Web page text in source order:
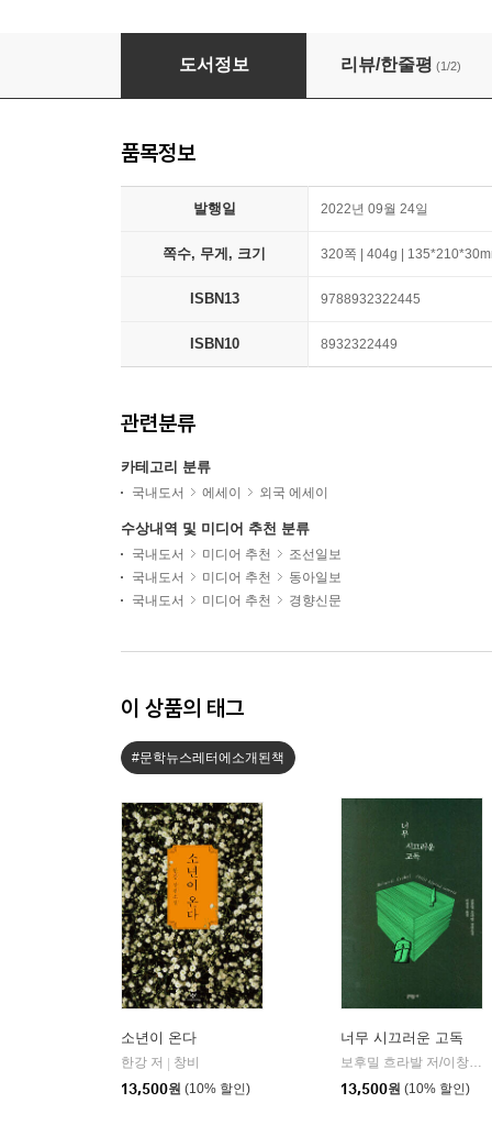
옷의 말들
도서정보 리뷰/한줄평 (1/2)
품목정보
발행일 2022년 09월 24일
쪽수, 무게, 크기 320쪽 | 404g |
ISBN13 9788932322445
ISBN10 8932322449
관련분류
카테고리 분류
국내도서 에세이 외국 에세이
수상내역 및 미디어 추천 분류
국내도서 미디어 추천
조선일보
국내도서
미디어 추천
동아일보
국내도서
미디어 추천 경향신문
이 상품의 태그
#문학뉴스레터에소개된책
소년이 온다
한강 저
창비
13,500원 (10% 할인)
너무 시끄러운 고독
보후밀 흐라발 저/이창실 역
13,500원 (10% 할인)